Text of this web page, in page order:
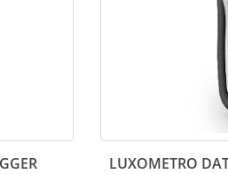
LUXOMETRO